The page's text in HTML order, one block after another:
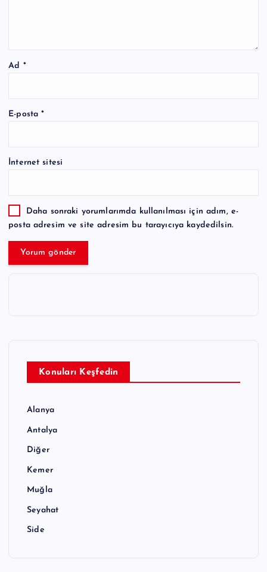
Ad *
E-posta*
İnternet sitesi
Daha sonraki yorumlarımda kullanılması için adım, e-
posta adresim ve site adresim bu tarayıcıya kaydedilsin.
Konuları Keşfedin
Alanya
Antalya
Diğer
Kemer
Muğla
Seyahat
Side